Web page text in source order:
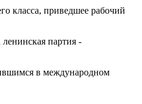
класса, приведшее рабочий
партия -
в международном